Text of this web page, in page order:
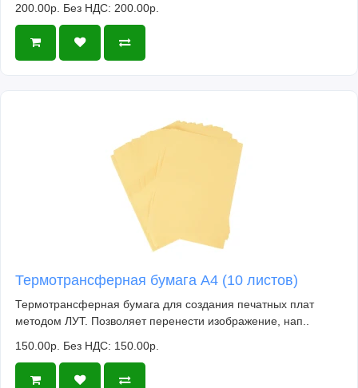
200.00р. Без НДС: 200.00р.
Термотрансферная бумага А4 (10 листов)
Термотрансферная бумага для создания печатных плат
методом ЛУТ. Позволяет перенести изображение, нап..
150.00р. Без НДС: 150.00р.